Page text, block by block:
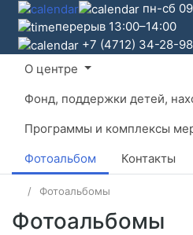
пн-сб
перерыв 13:00–14:00
+7 (4712) 34-28-98
О центре
Фонд, поддержки детей,
Программы и комплексы
Фотоальбом
Контакты
Фотоальбомы
Фотоальбомы